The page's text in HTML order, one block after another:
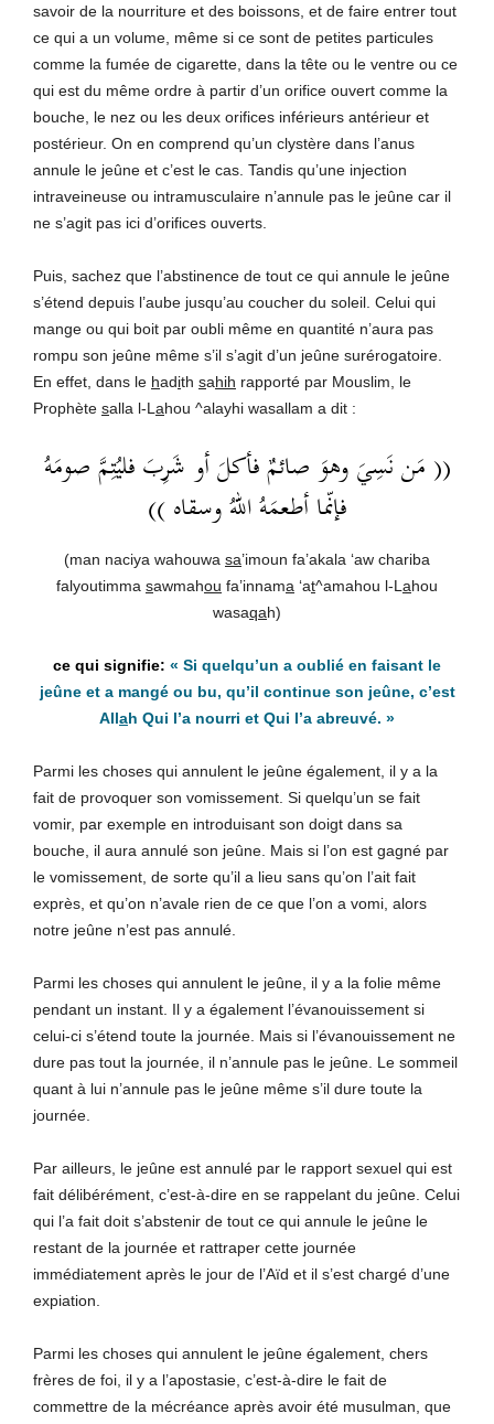
savoir de la nourriture et des boissons, et de faire entrer tout
ce qui a un volume, même si ce sont de petites particules
comme la fumée de cigarette, dans la tête ou le ventre ou ce
qui est du même ordre à partir d’un orifice ouvert comme la
bouche, le nez ou les deux orifices inférieurs antérieur et
postérieur. On en comprend qu’un clystère dans l’anus
annule le jeûne et c’est le cas. Tandis qu’une injection
intraveineuse ou intramusculaire n’annule pas le jeûne car il
ne s’agit pas ici d’orifices ouverts.
Puis, sachez que l’abstinence de tout ce qui annule le jeûne
s’étend depuis l’aube jusqu’au coucher du soleil. Celui qui
mange ou qui boit par oubli même en quantité n’aura pas
rompu son jeûne même s’il s’agit d’un jeûne surérogatoire.
En effet, dans le hadith sahih rapporté par Mouslim, le
Prophète salla l-L ahou ^alayhi wasallam a dit :
(( مَن نَسِيَ وهوَ صائمٌ فأكلَ أو شَرِبَ فليُتِمَّ صومَهُ
فإنّما أطعمَهُ اللهُ وسقاه))
(man naciya wahouwa sa’imoun fa’akala ‘aw chariba
falyoutimma sawmahou fa’innama ‘at^amahou l-L ahou
wasaqah)
« Si quelqu’un a oublié en faisant le
jeûne et a mangé ou bu, qu’il continue son jeûne, c’est
Allah Qui l’a nourri et Qui l’a abreuvé. »
Parmi les choses qui annulent le jeûne également, il y a la
fait de provoquer son vomissement. Si quelqu’un se fait
vomir, par exemple en introduisant son doigt dans sa
bouche, il aura annulé son jeûne. Mais si l’on est gagné par
le vomissement, de sorte qu’il a lieu sans qu’on l’ait fait
exprès, et qu’on n’avale rien de ce que l’on a vomi, alors
notre jeûne n’est pas annulé.
Parmi les choses qui annulent le jeûne, il y a la folie même
pendant un instant. Il y a également l’évanouissement si
celui-ci s’étend toute la journée. Mais si l’évanouissement ne
dure pas tout la journée, il n’annule pas le jeûne. Le sommeil
quant à lui n’annule pas le jeûne même s’il dure toute la
journée.
Par ailleurs, le jeûne est annulé par le rapport sexuel qui est
fait délibérément, c’est-à-dire en se rappelant du jeûne. Celui
qui l’a fait doit s’abstenir de tout ce qui annule le jeûne le
restant de la journée et rattraper cette journée
immédiatement après le jour de l’Aïd et il s’est chargé d’une
expiation.
Parmi les choses qui annulent le jeûne également, chers
frères de foi, il y a l’apostasie, c’est-à-dire le fait de
commettre de la mécréance après avoir été musulman, que